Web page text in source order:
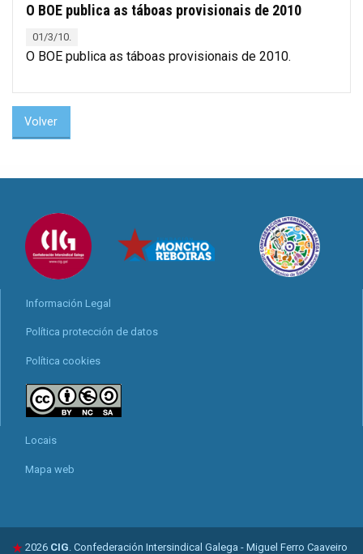
O BOE publica as táboas provisionais de 2010
01/3/10.
O BOE publica as táboas provisionais de 2010.
Volver
Información Legal
Política protección de datos
Política cookies
Locais
Mapa web
2026 CIG . Confederación Intersindical Galega - Miguel Ferro Caaveiro